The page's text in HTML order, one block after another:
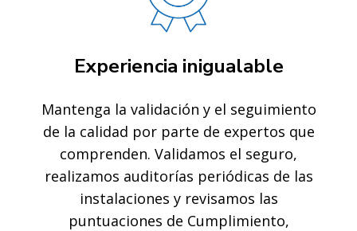
Experiencia inigualable
Mantenga la validación y el seguimiento
de la calidad por parte de expertos que
comprenden. Validamos el seguro,
realizamos auditorías periódicas de las
instalaciones y revisamos las
puntuaciones de Cumplimiento,